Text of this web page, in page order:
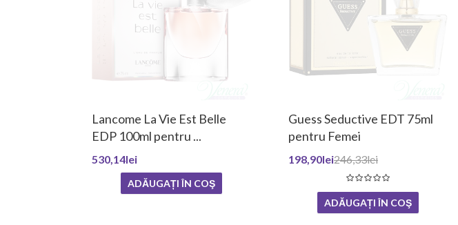
Lancome La Vie Est Belle
EDP 100ml pentru ...
530,14lei
ADĂUGAȚI ÎN COŞ
Guess Seductive EDT 75ml
pentru Femei
246,33lei
198,90lei
ADĂUGAȚI ÎN COŞ